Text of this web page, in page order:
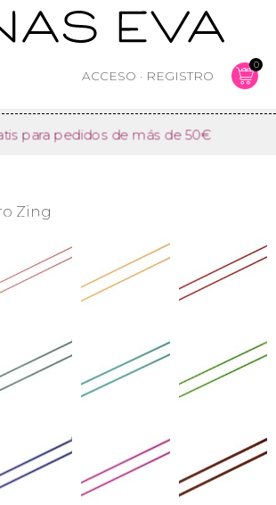
ACCESO · REGISTRO
para pedidos de más de 50€